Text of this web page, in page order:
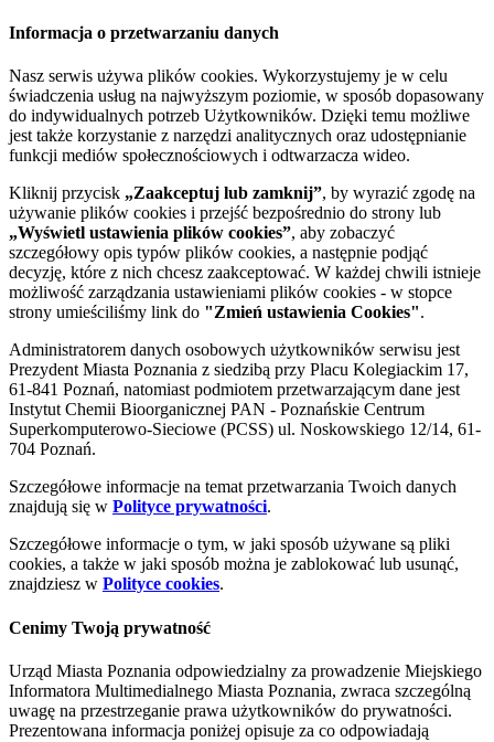
Informacja o przetwarzaniu danych
Nasz serwis używa plików cookies. Wykorzystujemy je w celu
świadczenia usług na najwyższym poziomie, w sposób dopasowany
do indywidualnych potrzeb Użytkowników. Dzięki temu możliwe
jest także korzystanie z narzędzi analitycznych oraz udostępnianie
funkcji mediów społecznościowych i odtwarzacza wideo.
Kliknij przycisk „Zaakceptuj lub zamknij”, by wyrazić zgodę na
używanie plików cookies i przejść bezpośrednio do strony lub
„Wyświetl ustawienia plików cookies”, aby zobaczyć
szczegółowy opis typów plików cookies, a następnie podjąć
decyzję, które z nich chcesz zaakceptować. W każdej chwili istnieje
możliwość zarządzania ustawieniami plików cookies - w stopce
strony umieściliśmy link do "Zmień ustawienia Cookies".
Administratorem danych osobowych użytkowników serwisu jest
Prezydent Miasta Poznania z siedzibą przy Placu Kolegiackim 17,
61-841 Poznań, natomiast podmiotem przetwarzającym dane jest
Instytut Chemii Bioorganicznej PAN - Poznańskie Centrum
Superkomputerowo-Sieciowe (PCSS) ul. Noskowskiego 12/14, 61-
704 Poznań.
Szczegółowe informacje na temat przetwarzania Twoich danych
znajdują się w Polityce prywatności.
Szczegółowe informacje o tym, w jaki sposób używane są pliki
cookies, a także w jaki sposób można je zablokować lub usunąć,
znajdziesz w Polityce cookies.
Cenimy Twoją prywatność
Urząd Miasta Poznania odpowiedzialny za prowadzenie Miejskiego
Informatora Multimedialnego Miasta Poznania, zwraca szczególną
uwagę na przestrzeganie prawa użytkowników do prywatności.
Prezentowana informacja poniżej opisuje za co odpowiadają